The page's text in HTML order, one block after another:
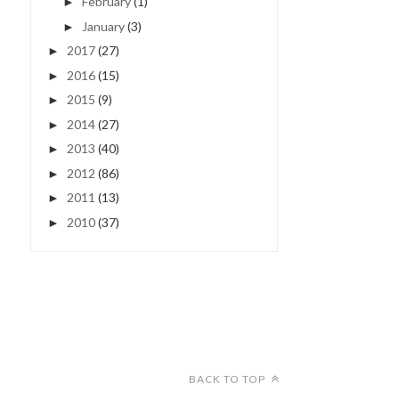
► January(3)
► 2017(27)
► 2016(15)
► 2015 (9)
► 2014(27)
► 2013 (40)
► 2012 (86)
► 2011 (13)
► 2010(37)
BACK TO TOP